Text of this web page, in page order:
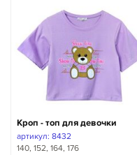
Кроп - топ для девочки
артикул: 8432
140, 152, 164, 176